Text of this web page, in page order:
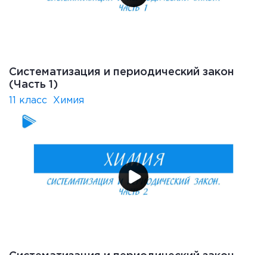
Систематизация и периодический закон
(Часть 1)
11 класс Химия